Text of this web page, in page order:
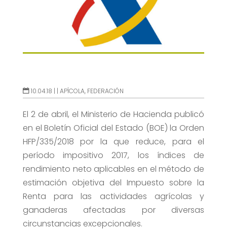
10.04.18 | | APÍCOLA, FEDERACIÓN
El 2 de abril, el Ministerio de Hacienda publicó
en el Boletín Oficial del Estado (BOE) la Orden
HFP/335/2018 por la que reduce, para el
período impositivo 2017, los índices de
rendimiento neto aplicables en el método de
estimación objetiva del Impuesto sobre la
Renta para las actividades agrícolas y
ganaderas afectadas por diversas
circunstancias excepcionales.